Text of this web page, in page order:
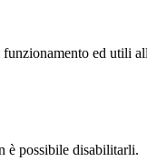
ed utili
è possibile disabilitarli.